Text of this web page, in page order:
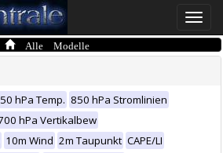
Toggle
Alle Modelle
hPa Temp. 850 hPa Stromlinien
hPa Vertikalbew
10m Wind 2m Taupunkt CAPE/LI